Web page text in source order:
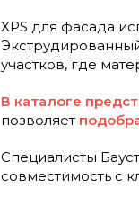
XPS для фасада
участков, где
В каталоге
позволяет
Специалисты
совместимость с